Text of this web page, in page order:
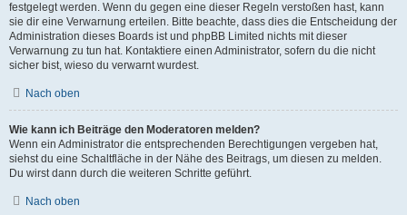
festgelegt werden. Wenn du gegen eine dieser Regeln verstoßen hast, kann
sie dir eine Verwarnung erteilen. Bitte beachte, dass dies die Entscheidung der
Administration dieses Boards ist und phpBB Limited nichts mit dieser
Verwarnung zu tun hat. Kontaktiere einen Administrator, sofern du die nicht
sicher bist, wieso du verwarnt wurdest.
Nach oben
Wie kann ich Beiträge den Moderatoren melden?
Wenn ein Administrator die entsprechenden Berechtigungen vergeben hat,
siehst du eine Schaltfläche in der Nähe des Beitrags, um diesen zu melden.
Du wirst dann durch die weiteren Schritte geführt.
Nach oben